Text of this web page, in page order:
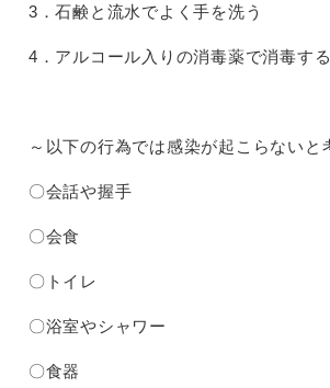
3．石鹸と流水でよく手を洗う
4．アルコール入りの消毒薬で消毒する
～以下の行為では感染が起こらないと
〇会話や握手
〇会食
〇トイレ
〇浴室やシャワー
〇食器